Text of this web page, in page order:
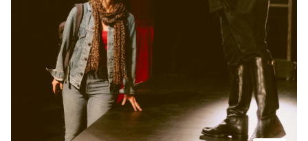
Der Koffer der Adele Kurzweil -
Mi.
31.03.2027
Mi. 31.03.2027
10:30–12:10 Uhr